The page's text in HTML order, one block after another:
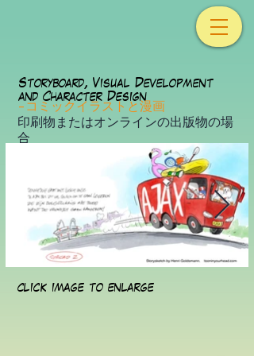
Storyboard, Visual Development
and Character Design
-コミックイラストと漫画
印刷物またはオンラインの出版物の場
合
click image to enlarge